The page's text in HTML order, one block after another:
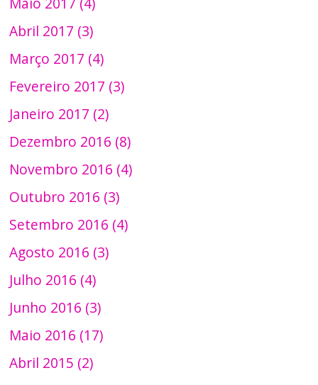
Abril 2017 (3)
Março 2017 (4)
Fevereiro 2017 (3)
Janeiro 2017 (2)
Dezembro 2016 (8)
Novembro 2016 (4)
Outubro 2016 (3)
Setembro 2016 (4)
Agosto 2016 (3)
Julho 2016 (4)
Junho 2016 (3)
Maio 2016 (17)
Abril 2015 (2)